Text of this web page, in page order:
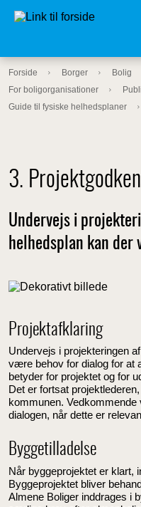
Forside Borger Bolig
For boligorganisationer
Guide til fysiske helhedsplaner
3.
Undervejs i
helhedsplan kan
Projektafklaring
Undervejs i projekteringen
være behov for dialog for at
betyder for projektet og for
Det er fortsat
kommunen. Vedkommende
dialogen, når dette er
Byggetilladelse
Når byggeprojektet er klart,
Byggeprojektet bliver
Almene Boliger inddrages i